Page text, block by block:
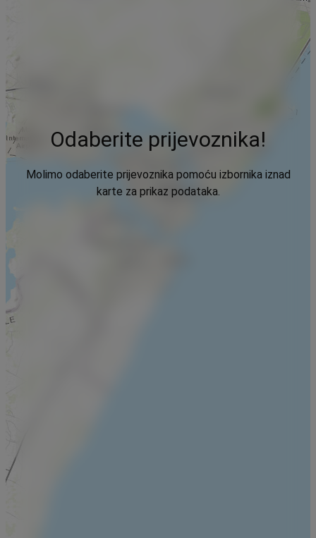
Odaberite prijevoznika!
Molimo odaberite prijevoznika pomoću izbornika iznad
karte za prikaz podataka.